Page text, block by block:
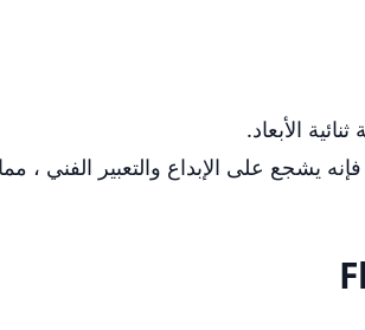
يشجع على الإبداع والتعبير الفني ،